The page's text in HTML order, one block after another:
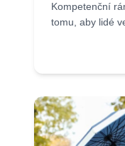
Kompetenční
tomu, aby lidé